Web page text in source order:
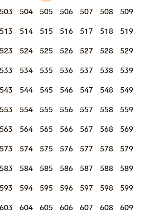
503 504 505 506 507 508 509
513 514 515 516 517 518 519
523 524 525 526 527 528 529
533 534 535 536 537 538 539
543 544 545 546 547 548 549
553 554 555 556 557 558 559
563 564 565 566 567 568 569
573 574 575 576 577 578 579
583 584 585 586 587 588 589
593 594 595 596 597 598 599
603 604 605 606 607 608 609